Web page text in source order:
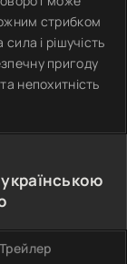
стрибком
і рішучість
пригоду
непохитність
Трейлер